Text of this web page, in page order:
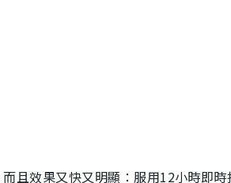
且效果又快又明顯：服用12小時即時